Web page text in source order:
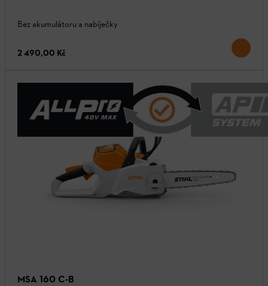
Bez akumulátoru a nabíječky
2 490,00 Kč
MSA 160 C-B